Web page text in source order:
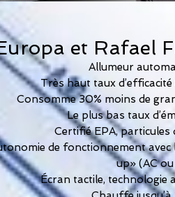
et Rafael
Allumeur
Très haut taux d’efficacité
Consomme 30% moins de
Le plus bas taux
Certifié EPA, particules
de fonctionnement avec
up» (AC
Écran tactile, technologie